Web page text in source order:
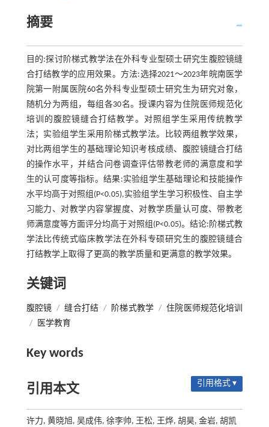
摘要
目的:探讨阶梯式教学法在外科专业型硕士研究生腹腔镜缝
合打结教学的应用效果。方法:选择2021～2023年皖南医学
院第一附属医院60名外科专业型硕士研究生为研究对象，
随机分为两组，每组各30名。授课内容为住院医师规范化
培训的腹腔镜缝合打结教学。对照组学生采用传统教学
法；实验组学生采用阶梯式教学法。比较两组教学效果，
对比两组学生的基础理论知识考核成绩、腹腔镜缝合打结
的操作水平，并结合问卷调查评估带教老师的满意度和学
生的认可度等指标。结果:实验组学生基础理论和技能操作
水平均高于对照组(P<0.05),实验组学生学习积极性、自主学
习能力、对教学内容掌握度、对教学质量认可度、带教老
师满意度等方面评分均高于对照组(P<0.05)。结论:阶梯式教
学法比传统式临床教学法在外科专硕研究生的腹腔镜缝合
打结教学上取得了更高的教学质量和更满意的教学效果。
关键词
腹腔镜 / 缝合打结 / 阶梯式教学 / 住院医师规范化培训
/
医学教育
Key words
引用本文 引用格式 ▾
许力, 黄晓旭, 吴成伟, 徐李帅, 王松, 王烨, 胡昊, 金岩, 胡凯